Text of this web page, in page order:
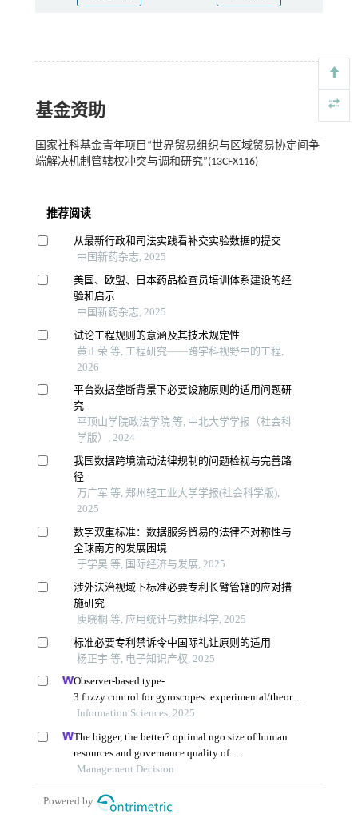
基金资助
国家社科基金青年项目“世界贸易组织与区域贸易协定间争
端解决机制管辖权冲突与调和研究”(13CFX116)